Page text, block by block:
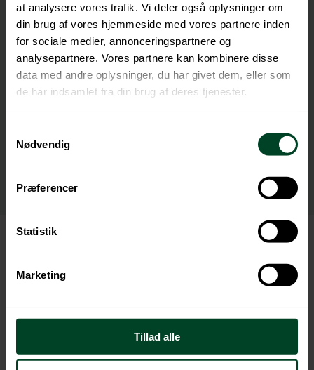
at analysere vores trafik. Vi deler også oplysninger om
din brug af vores hjemmeside med vores partnere inden
for sociale medier, annonceringspartnere og
analysepartnere. Vores partnere kan kombinere disse
data med andre oplysninger, du har givet dem, eller som
de har indsamlet fra din brug af deres tjenester.
Nødvendig
Præferencer
Statistik
Marketing
Tillad alle
Download templates:
Template: Declaration of conformity
Template: Technical documentation
Template: Documentation of individual components
without test requirements
Template: Documentation of individual components
Download guide:
Two-pager: What you need to know as a foreign